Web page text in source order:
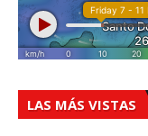
LAS MÁS VISTAS